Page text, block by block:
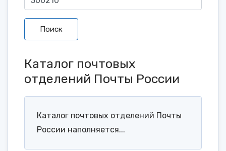
Поиск
Каталог почтовых
отделений Почты России
Каталог почтовых отделений Почты
России наполняется...